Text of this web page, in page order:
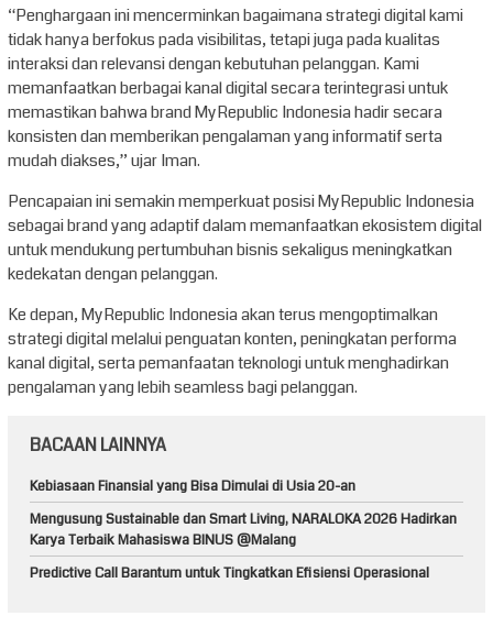
“Penghargaan ini mencerminkan bagaimana strategi digital kami
tidak hanya berfokus pada visibilitas, tetapi juga pada kualitas
interaksi dan relevansi dengan kebutuhan pelanggan. Kami
memanfaatkan berbagai kanal digital secara terintegrasi untuk
memastikan bahwa brand MyRepublic Indonesia hadir secara
konsisten dan memberikan pengalaman yang informatif serta
mudah diakses,” ujar Iman.
Pencapaian ini semakin memperkuat posisi MyRepublic Indonesia
sebagai brand yang adaptif dalam memanfaatkan ekosistem digital
untuk mendukung pertumbuhan bisnis sekaligus meningkatkan
kedekatan dengan pelanggan.
Ke depan, MyRepublic Indonesia akan terus mengoptimalkan
strategi digital melalui penguatan konten, peningkatan performa
kanal digital, serta pemanfaatan teknologi untuk menghadirkan
pengalaman yang lebih seamless bagi pelanggan.
BACAAN LAINNYA
Kebiasaan Finansial yang Bisa Dimulai di Usia 20-an
Mengusung Sustainable dan Smart Living, NARALOKA 2026 Hadirkan
Karya Terbaik Mahasiswa BINUS @Malang
Predictive Call Barantum untuk Tingkatkan Efisiensi Operasional